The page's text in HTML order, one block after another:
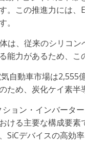
。この推進力には
。
は、従来のシリコ
能力があるため、こ
自動車市場は2,555
ため、炭化ケイ素半
ョン・インバータ
ける主要な構成要
SiCデバイスの高効